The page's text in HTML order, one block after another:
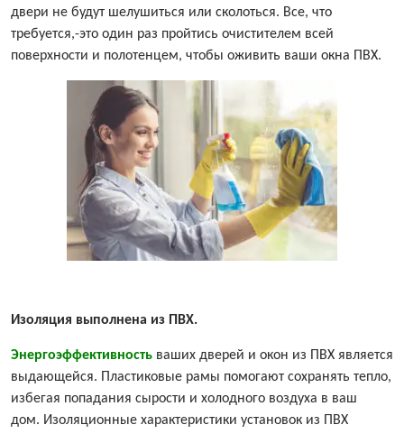
двери не будут шелушиться или сколоться. Все, что
требуется,-это один раз пройтись очистителем всей
поверхности и полотенцем, чтобы оживить ваши окна ПВХ.
Изоляция выполнена из ПВХ.
Энергоэффективность ваших дверей и окон из ПВХ является
выдающейся. Пластиковые рамы помогают сохранять тепло,
избегая попадания сырости и холодного воздуха в ваш
дом. Изоляционные характеристики установок из ПВХ